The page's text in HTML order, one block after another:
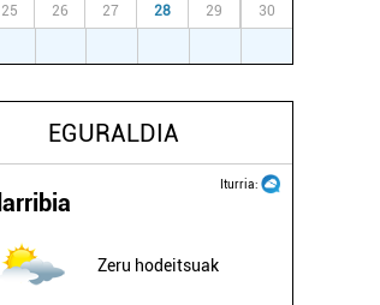
25 26 27 28 29 30
EGURALDIA
Iturria:
Zeru hodeitsuak